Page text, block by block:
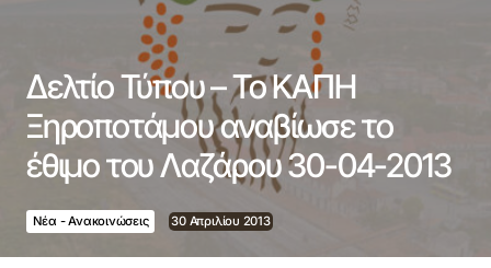
Δελτίο Τύπου – Το ΚΑΠΗ
Ξηροποτάμου αναβίωσε το
έθιμο του Λαζάρου 30-04-2013
Νέα - Ανακοινώσεις 30 Απριλίου 2013